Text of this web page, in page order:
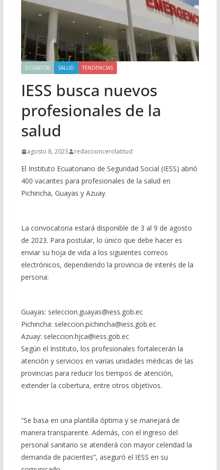
ECUADOR SALUD TENDENCIAS
IESS busca nuevos
profesionales de la
salud
agosto 8, 2023 redaccioncerolatitud
El Instituto Ecuatoriano de Seguridad Social (IESS) abrió
400 vacantes para profesionales de la salud en
Pichincha, Guayas y Azuay.
La convocatoria estará disponible de 3 al 9 de agosto
de 2023. Para postular, lo único que debe hacer es
enviar su hoja de vida a los siguientes correos
electrónicos, dependiendo la provincia de interés de la
persona:
Guayas: seleccion.guayas@iess.gob.ec
Pichincha: seleccion.pichincha@iess.gob.ec
Azuay: seleccion.hjca@iess.gob.ec
Según el Instituto, los profesionales fortalecerán la
atención y servicios en varias unidades médicas de las
provincias para reducir los tiempos de atención,
extender la cobertura, entre otros objetivos.
“Se basa en una plantilla óptima y se manejará de
manera transparente. Además, con el ingreso del
personal sanitario se atenderá con mayor celeridad la
demanda de pacientes”, aseguró el IESS en su